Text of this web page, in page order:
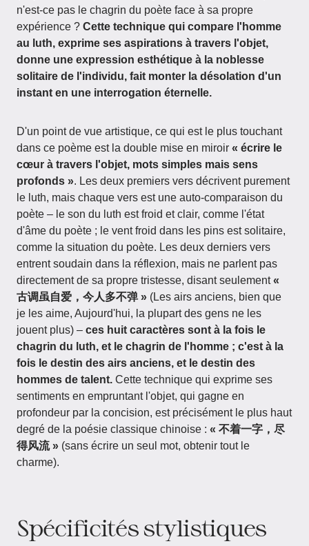
n'est-ce pas le chagrin du poète face à sa propre
expérience ? Cette technique qui compare l'homme
au luth, exprime ses aspirations à travers l'objet,
donne une expression esthétique à la noblesse
solitaire de l'individu, fait monter la désolation d'un
instant en une interrogation éternelle.
D'un point de vue artistique, ce qui est le plus touchant
dans ce poème est la double mise en miroir « écrire le
cœur à travers l'objet, mots simples mais sens
profonds ». Les deux premiers vers décrivent purement
le luth, mais chaque vers est une auto-comparaison du
poète – le son du luth est froid et clair, comme l'état
d'âme du poète ; le vent froid dans les pins est solitaire,
comme la situation du poète. Les deux derniers vers
entrent soudain dans la réflexion, mais ne parlent pas
directement de sa propre tristesse, disant seulement«
古调虽自爱，今人多不弹 » (Les airs anciens, bien que
je les aime, Aujourd'hui, la plupart des gens ne les
jouent plus) – ces huit caractères sont à la fois le
chagrin du luth, et le chagrin de l'homme ; c'est à la
fois le destin des airs anciens, et le destin des
hommes de talent. Cette technique qui exprime ses
sentiments en empruntant l'objet, qui gagne en
profondeur par la concision, est précisément le plus haut
degré de la poésie classique chinoise : « 不着一字，尽
得风流 » (sans écrire un seul mot, obtenir tout le
charme).
Spécificités stylistiques